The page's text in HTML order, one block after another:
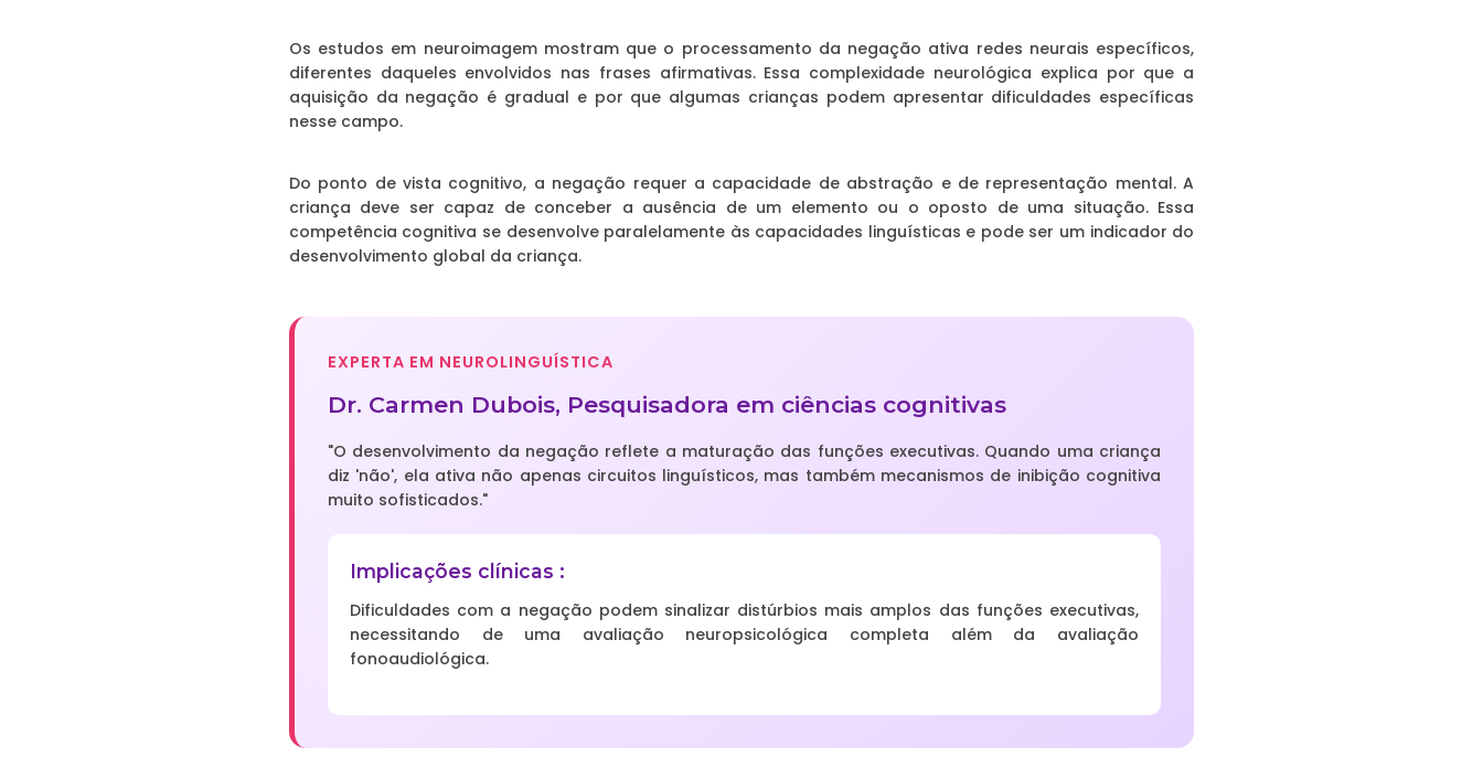
Os estudos em neuroimagem mostram que o processamento da negação ativa redes neurais específicos,
diferentes daqueles envolvidos nas frases afirmativas. Essa complexidade neurológica explica por que a
aquisição da negação é gradual e por que algumas crianças podem apresentar dificuldades específicas
nesse campo.
Do ponto de vista cognitivo, a negação requer a capacidade de abstração e de representação mental. A
criança deve ser capaz de conceber a ausência de um elemento ou o oposto de uma situação. Essa
competência cognitiva se desenvolve paralelamente às capacidades linguísticas e pode ser um indicador do
desenvolvimento global da criança.
EXPERTA EM NEUROLINGUÍSTICA
Dr. Carmen Dubois, Pesquisadora em ciências cognitivas
"O desenvolvimento da negação reflete a maturação das funções executivas. Quando uma criança
diz 'não', ela ativa não apenas circuitos linguísticos, mas também mecanismos de inibição cognitiva
muito sofisticados."
Implicações clínicas :
Dificuldades com a negação podem sinalizar distúrbios mais amplos das funções executivas,
necessitando de uma avaliação neuropsicológica completa além da avaliação
fonoaudiológica.